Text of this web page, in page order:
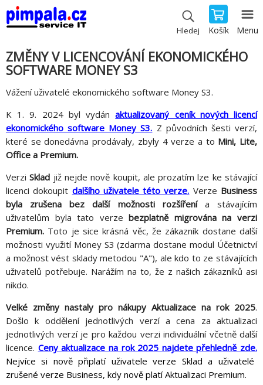
Hledej Košík Menu
ZMĚNY V LICENCOVÁNÍ EKONOMICKÉHO
SOFTWARE MONEY S3
Vážení uživatelé ekonomického software Money S3.
K 1. 9. 2024 byl vydánaktualizovaný ceník nových licencí
ekonomického software Money S3. Z původních šesti verzí,
které se donedávna prodávaly, zbyly 4 verze a to Mini, Lite,
Office a Premium.
VerziSklad již nejde nově koupit, ale prozatím lze ke stávající
licenci dokoupit dalšího uživatele této verze. Verze Business
byla zrušena bez další možnosti rozšířenía stávajícím
uživatelům byla tato verzebezplatně migrována na verzi
Premium. Toto je sice krásná věc, že zákazník dostane další
možnosti využití Money S3 (zdarma dostane modul Účetnictví
a možnost vést sklady metodou "A"), ale kdo to ze stávajících
uživatelů potřebuje. Narážím na to, že z našich zákazníků asi
nikdo.
Velké změny nastaly pro nákupy Aktualizace na rok 2025.
Došlo k oddělení jednotlivých verzí a cena za aktualizaci
jednotlivých verzí je pro každou verzi individuální včetně další
licence. Ceny aktualizace na rok 2025 najdete přehledně zde.
Nejvíce si nově připlatí uživatele verze Sklad a uživatelé
zrušené verze Business, kdy nově platí Aktualizaci Premium.